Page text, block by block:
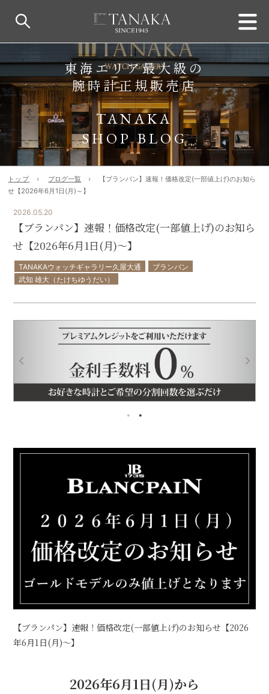
東海エリア最大級の
腕時計正規販売店
TANAKA
SHOP BLOG
トップ ブログ一覧
【ブランパン】速報！価格改定(一部値上げ)のお知ら
せ【2026年6月1日(月)～】
2026.05.20
【ブランパン】速報！価格改定(一部値上げ)のお知ら
せ【2026年6月1日(月)～】
TANAKAウォッチギャラリー久屋大通
ブランパン
武知 雄大（たけちゆうだい）
【ブランパン】速報！価格改定(一部値上げ)のお知らせ【2026
年6月1日(月)～】
2026年6月1日(月)から